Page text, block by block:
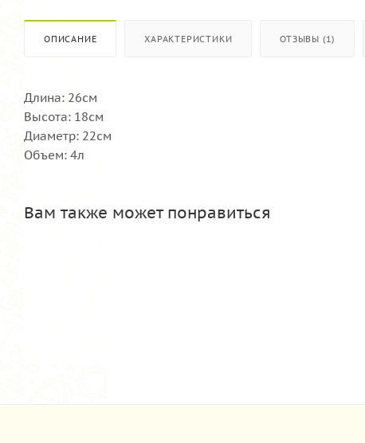
ОПИСАНИЕ ХАРАКТЕРИСТИКИ ОТЗЫВЫ (1)
Длина: 26см
Высота: 18см
Диаметр: 22см
Объем: 4л
Вам также может понравиться